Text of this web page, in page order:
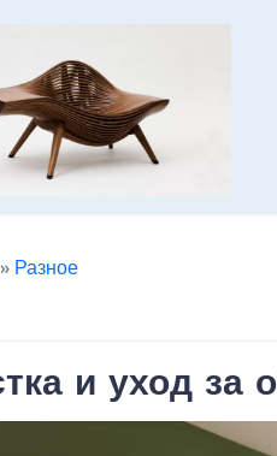
» Разное
и уход за